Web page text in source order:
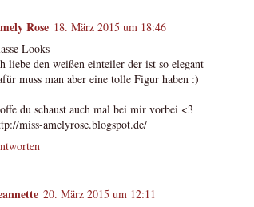
Rose 18. März 2015 um 18:46
Looks
liebe den weißen einteiler der ist so elegant
muss man aber eine tolle Figur haben :)
du schaust auch mal bei mir vorbei <3
miss-amelyrose.blogspot.de/
20. März 2015 um 12:11